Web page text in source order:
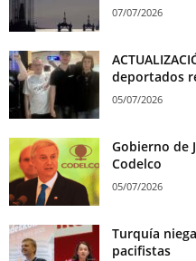
07/07/2026
deportados
05/07/2026
Gobierno de
Codelco
05/07/2026
Turquía
pacifistas